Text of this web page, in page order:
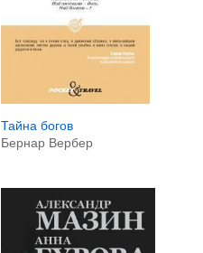
Тайна богов
Бернар Вербер